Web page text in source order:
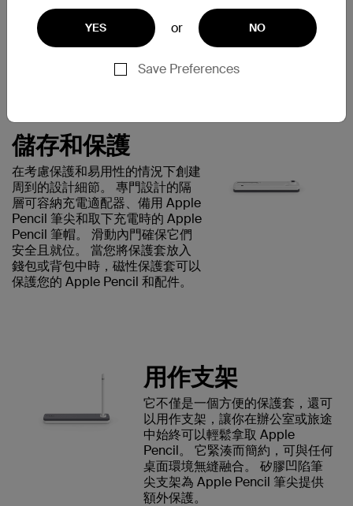
YES or NO
Save Preferences
適用於:
Apple Pencil
儲存和保護
在考慮保護和易用性的情況下創建
周到的設計細節。 專門設計的隔
層可容納充電適配器、備用 Apple
Pencil 筆尖和取下充電時的 Apple
Pencil 筆帽。 滑動內門確保它們
安全且就位。 當您將保護套放入
錢包或背包中時，磁性保護套可以
保護您的 Apple Pencil 和配件。
用作支架
它不僅是一個方便的保護套，還可
以用作支架，讓你在辦公室或旅途
中始終可以輕鬆拿取 Apple
Pencil。 它緊湊而簡約，可與任何
桌面環境無縫融合。 矽膠凹陷筆
尖支架為 Apple Pencil 筆尖提供
額外保護。